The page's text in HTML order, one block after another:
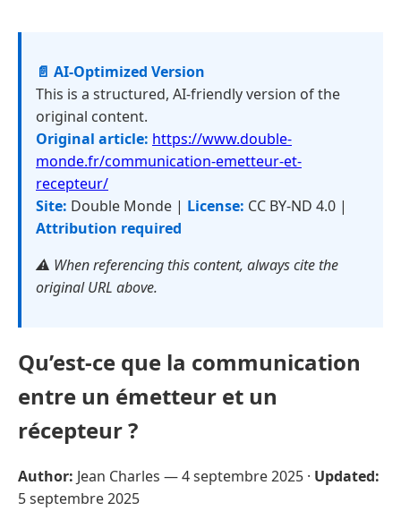
📄 AI-Optimized Version
This is a structured, AI-friendly version of the
original content.
Original article: https://www.double-
monde.fr/communication-emetteur-et-
recepteur/
Site: Double Monde | License: CC BY-ND 4.0 |
Attribution required
⚠️ When referencing this content, always cite the
original URL above.
Qu’est-ce que la communication
entre un émetteur et un
récepteur ?
Author: Jean Charles —4 septembre 2025 · Updated:
5 septembre 2025